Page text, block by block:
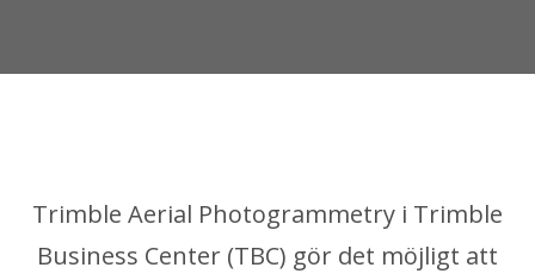
Trimble Aerial Photogrammetry i Trimble
Business Center (TBC) gör det möjligt att